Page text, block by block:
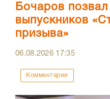
Бочаров
выпускников
призыва»
06.08.2026 17:35
Комментарии